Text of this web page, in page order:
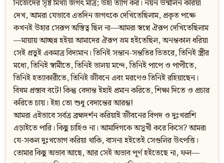
নিজেদের সৃষ্ট মিথ্যা জগৎ মাত্র; উহা ত্যাগ কর। নয়ন উন্মীলন করিয়া
দেখ, আমরা যেভাবে এতদিন জগৎকে দেখিতেছিলাম, প্রকৃত পক্ষে
কখনই উহার সেরূপ অস্তিত্ব ছিল না—আমরা স্বপ্নে ঐরূপ দেখিতেছিলাম
—মায়ায় আচ্ছন্ন হইয়া আমাদের ঐরূপ ভ্রম হইতেছিল, অনন্তকাল ধরিয়া
সেই প্রভুই একমাত্র বিদ্যমান। তিনিই সন্তান-সন্ততির ভিতরে, তিনিই স্ত্রীর
মধ্যে, তিনিই স্বামীতে, তিনিই ভালয় মন্দে, তিনিই পাপে ও পাপীতে,
তিনিই হত্যাকারীতে, তিনিই জীবনে এবং মরণেও তিনিই রহিয়াছেন।
বিষম প্রস্তাব বটে! কিন্তু বেদান্ত ইহাই প্রমান করিতে, শিক্ষা দিতে ও প্রচার
করিতে চায়। ইহা তো শুধু বেদান্তের আরম্ভ!
আমরা এইভাবে সর্বত্র ব্রহ্মদর্শন করিয়াই জীবনের বিপদ ও দুঃখরাশি
এড়াইতে পারি। কিছু চাহিও না। আমাদিগকে অসুখী করে কিসে? আমরা
যে-সকল দুঃখভোগ করিয়া থাকি, বাসনা হইতেই সেগুলির উৎপত্তি।
তোমার কিছু অভাব আছে, আর সেই অভাব পূর্ণ হইতেছে না, ফল—